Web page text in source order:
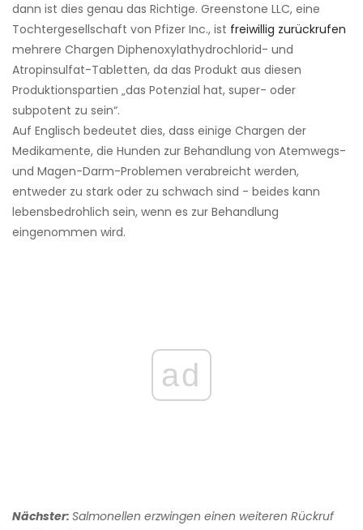
dann ist dies genau das Richtige. Greenstone LLC, eine
Tochtergesellschaft von Pfizer Inc., ist freiwillig zurückrufen
mehrere Chargen Diphenoxylathydrochlorid- und
Atropinsulfat-Tabletten, da das Produkt aus diesen
Produktionspartien „das Potenzial hat, super- oder
subpotent zu sein“.
Auf Englisch bedeutet dies, dass einige Chargen der
Medikamente, die Hunden zur Behandlung von Atemwegs-
und Magen-Darm-Problemen verabreicht werden,
entweder zu stark oder zu schwach sind - beides kann
lebensbedrohlich sein, wenn es zur Behandlung
eingenommen wird.
ad
Nächster: Salmonellen erzwingen einen weiteren Rückruf